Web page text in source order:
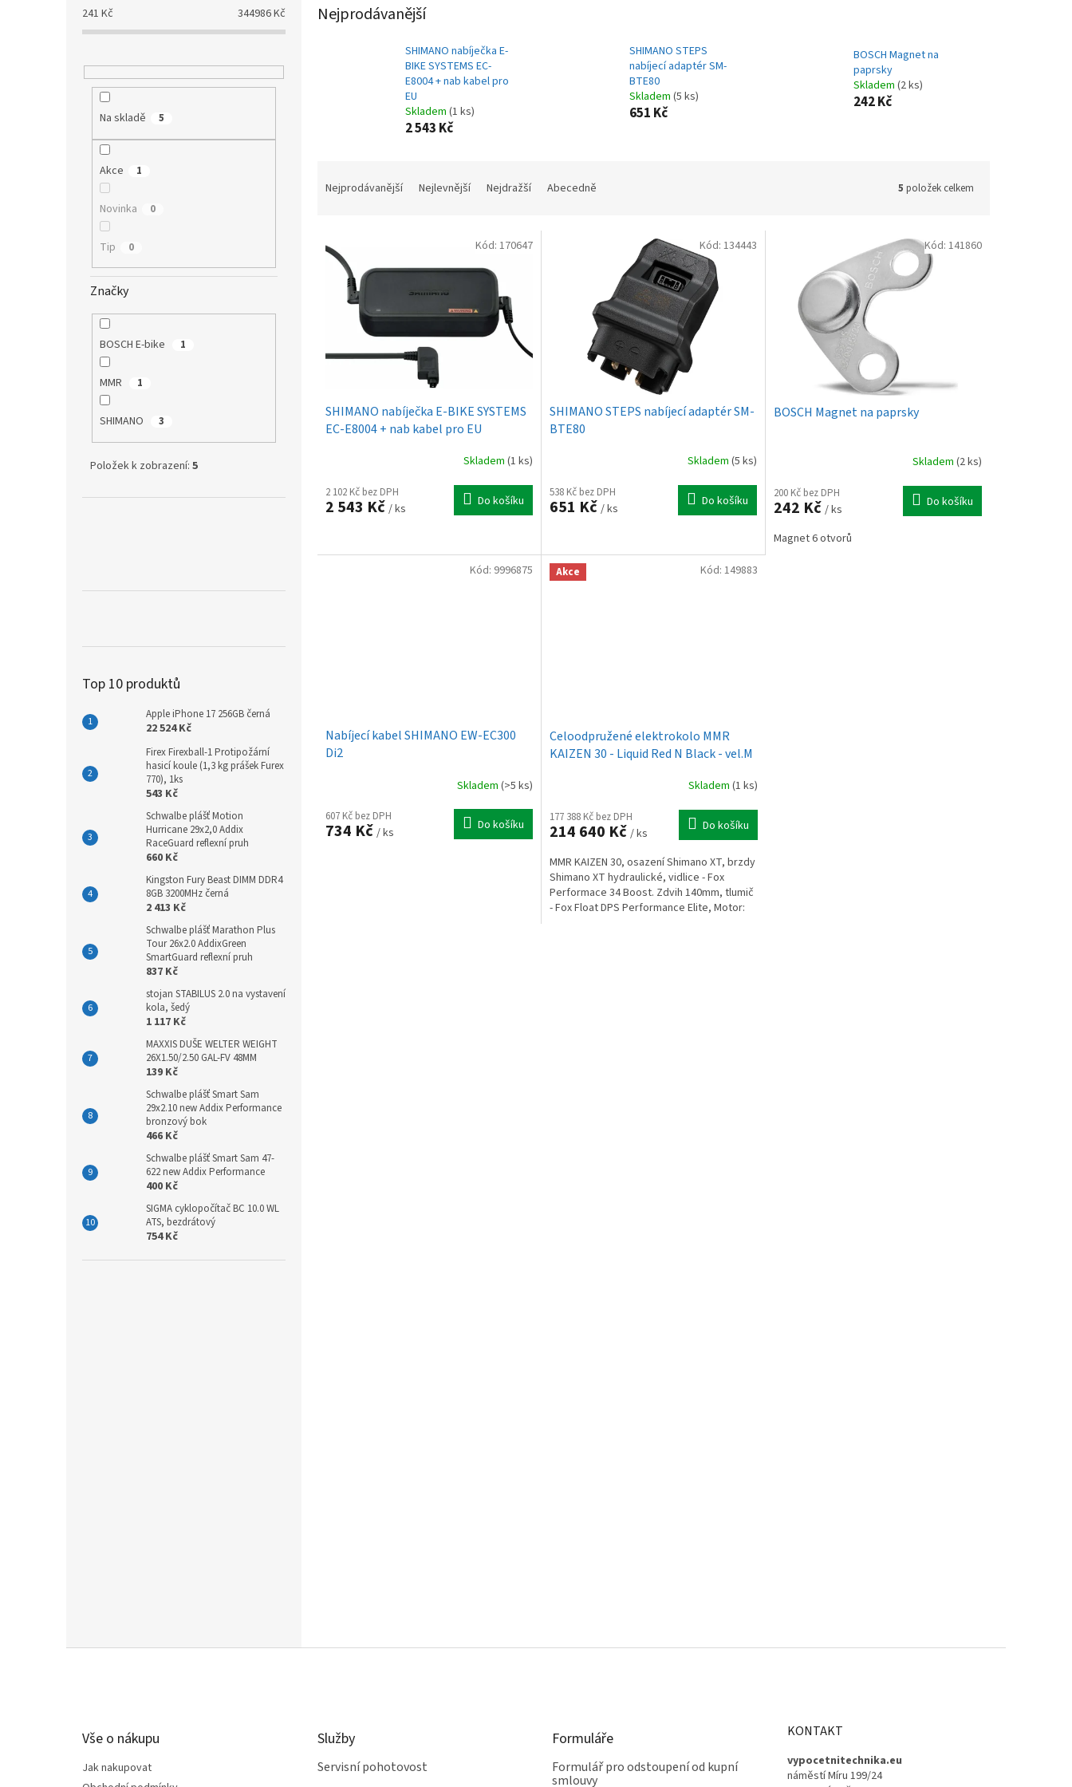
241 Kč 344986Kč
Na skladě 5
Akce 1
Novinka 0
Tip 0
Značky
BOSCH E-bike 1
MMR 1
SHIMANO 3
Položek k zobrazení: 5
Top 10 produktů
Apple iPhone 17 256GB černá
22 524 Kč
Firex Firexball-1 Protipožární
hasicí koule (1,3 kg prášek Furex
770), 1ks
543 Kč
Schwalbe plášť Motion
Hurricane 29x2,0 Addix
RaceGuard reflexní pruh
660 Kč
Kingston Fury Beast DIMM DDR4
8GB 3200MHz černá
2 413 Kč
Schwalbe plášť Marathon Plus
Tour 26x2.0 AddixGreen
SmartGuard reflexní pruh
837 Kč
stojan STABILUS 2.0 na vystavení
kola, šedý
1 117 Kč
MAXXIS DUŠE WELTER WEIGHT
26X1.50/2.50 GAL-FV 48MM
139 Kč
Schwalbe plášť Smart Sam
29x2.10 new Addix Performance
bronzový bok
466 Kč
Schwalbe plášť Smart Sam 47-
622 new Addix Performance
400 Kč
SIGMA cyklopočítač BC 10.0 WL
ATS, bezdrátový
754 Kč
Nejprodávanější
SHIMANO nabíječka E-
BIKE SYSTEMS EC-
E8004 + nab kabel pro
EU
Skladem (1 ks)
2 543 Kč
SHIMANO STEPS
nabíjecí adaptér SM-
BTE80
Skladem (5 ks)
651 Kč
BOSCH Magnet na
paprsky
Skladem (2 ks)
242 Kč
Nejprodávanější Nejlevnější Nejdražší Abecedně 5 položek celkem
SHIMANO nabíječka E-BIKE SYSTEMS
EC-E8004 + nab kabel pro EU
Skladem (1 ks)
2 102 Kč bez DPH
2 543 Kč / ks Do košíku
Kód: 170647
SHIMANO STEPS nabíjecí adaptér SM-
BTE80
Skladem (5 ks)
538 Kč bez DPH
651 Kč / ks Do košíku
Kód: 134443
BOSCH Magnet na paprsky
Skladem (2 ks)
200 Kč bez DPH
242 Kč / ks Do košíku
Magnet 6 otvorů
Kód: 141860
Nabíjecí kabel SHIMANO EW-EC300
Di2
Skladem (>5 ks)
607 Kč bez DPH
734 Kč / ks Do košíku
Kód: 9996875 Akce
Celoodpružené elektrokolo MMR
KAIZEN 30 - Liquid Red N Black - vel.M
Skladem (1 ks)
177 388 Kč bez DPH
214 640 Kč / ks Do košíku
MMR KAIZEN 30, osazení Shimano XT, brzdy
Shimano XT hydraulické, vidlice - Fox
Performace 34 Boost. Zdvih 140mm, tlumič
- Fox Float DPS Performance Elite, Motor:
Kód: 149883
Vše o nákupu
Jak nakupovat
Služby
Servisní pohotovost
Formuláře
Formulář pro odstoupení od kupní
smlouvy
KONTAKT
vypocetnitechnika.eu
náměstí Míru 199/24